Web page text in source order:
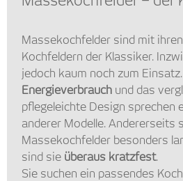
Massekochfelder sind mit
Kochfeldern der Klassiker.
jedoch kaum noch zum
Energieverbrauch und das
pflegeleichte Design sprechen
anderer Modelle. Andererseits
Massekochfelder besonders
sind sie überaus kratzfest.
Sie suchen ein passendes